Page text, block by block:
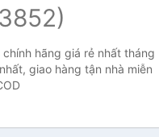
hãng giá rẻ nhất tháng
giao hàng tận nhà miễn